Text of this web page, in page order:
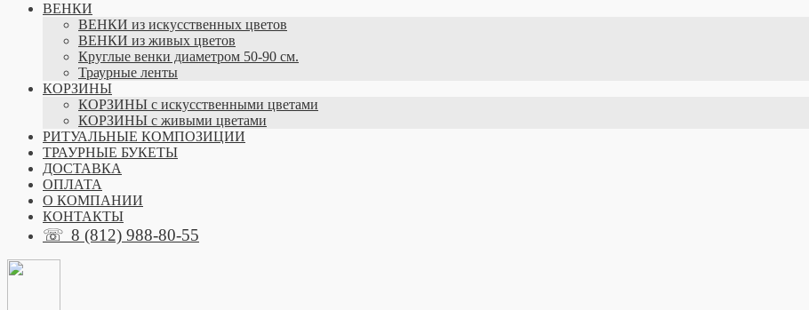
ВЕНКИ
ВЕНКИ из искусственных цветов
ВЕНКИ из живых цветов
Круглые венки диаметром 50-90 см.
Траурные ленты
КОРЗИНЫ
КОРЗИНЫ с искусственными цветами
КОРЗИНЫ с живыми цветами
РИТУАЛЬНЫЕ КОМПОЗИЦИИ
ТРАУРНЫЕ БУКЕТЫ
ДОСТАВКА
ОПЛАТА
О КОМПАНИИ
КОНТАКТЫ
☏ 8 (812) 988-80-55